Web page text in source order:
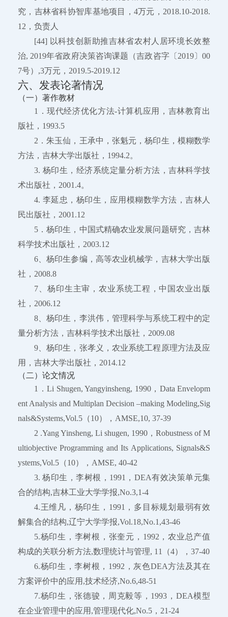
究，吉林省科协智库基地项目，4万元，2018.10-2018.
12，负责人
[44] 以科技创新助推吉林省农村人居环境长效整
治, 2019年省政府决策咨询课题（吉政咨字〔2019〕00
7号）,3万元，2019.5-2019.12
六、发表论著情况
（一）著作教材
1．现代经济优化方法-计算机应用，吉林教育出
版社，1993.5
2．朱玉仙，王承中，张魁元，杨印生，模糊数学
方法，吉林大学出版社，1994.2。
3. 杨印生，经济系统定量分析方法，吉林科学技
术出版社，2001.4。
4. 李延忠，杨印生，应用模糊数学方法，吉林人
民出版社，2001.12
5．杨印生，中国式精确农业发展问题研究，吉林
科学技术出版社，2003.12
6、杨印生参编，高等农业机械学，吉林大学出版
社，2008.8
7、杨印生主审，农业系统工程，中国农业出版
社，2006.12
8、杨印生，李洪伟，管理科学与系统工程中的定
量分析方法，吉林科学技术出版社，2009.08
9、杨印生，张孝义，农业系统工程原理方法及应
用，吉林大学出版社，2014.12
（二）论文情况
1．Li Shugen, Yangyinsheng, 1990，Data Envelopm
ent Analysis and Multiplan Decision –making Modeling,Sig
nals&Systems,Vol.5（10），AMSE,10, 37-39
2 .Yang Yinsheng, Li shugen, 1990，Robustness of M
ultiobjective Programming and Its Applications, Signals&S
ystems,Vol.5（10），AMSE, 40-42
3. 杨印生，李树根，1991，DEA有效决策单元集
合的结构,吉林工业大学学报,No.3,1-4
4.王维凡，杨印生，1991，多目标规划最弱有效
解集合的结构,辽宁大学学报,Vol.18,No.1,43-46
5.杨印生，李树根，张奎元，1992，农业总产值
构成的关联分析方法,数理统计与管理, 11（4），37-40
6.杨印生，李树根，1992，灰色DEA方法及其在
方案评价中的应用,技术经济,No.6,48-51
7.杨印生，张德骏，周克毅等，1993，DEA模型
在企业管理中的应用,管理现代化,No.5，21-24